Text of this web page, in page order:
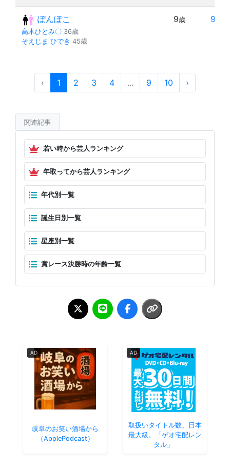
ぽんぽこ
高木ひとみ〇 36歳
そえじま ひでき 45歳
9歳 9
‹ 1 2 3 4 ... 9 10 ›
関連記事
若い時から芸人ランキング
年取ってから芸人ランキング
年代別一覧
誕生日別一覧
星座別一覧
賞レース決勝時の年齢一覧
AD
岐阜のお笑い酒場から
（ApplePodcast）
AD
取扱いタイトル数、日本
最大級。「ゲオ宅配レン
タル」